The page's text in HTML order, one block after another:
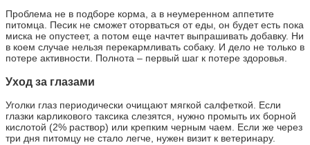
Проблема не в подборе корма, а в неумеренном аппетите
питомца. Песик не сможет оторваться от еды, он будет есть пока
миска не опустеет, а потом еще начтет выпрашивать добавку. Ни
в коем случае нельзя перекармливать собаку. И дело не только в
потере активности. Полнота – первый шаг к потере здоровья.
Уход за глазами
Уголки глаз периодически очищают мягкой салфеткой. Если
глазки карликового таксика слезятся, нужно промыть их борной
кислотой (2% раствор) или крепким черным чаем. Если же через
три дня питомцу не стало легче, нужен визит к ветеринару.